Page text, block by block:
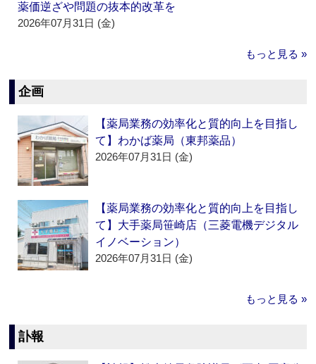
薬価逆ざや問題の抜本的改革を
2026年07月31日 (金)
もっと見る »
企画
【薬局業務の効率化と質的向上を目指し
て】わかば薬局（東邦薬品）
2026年07月31日 (金)
【薬局業務の効率化と質的向上を目指し
て】大手薬局笹崎店（三菱電機デジタル
イノベーション）
2026年07月31日 (金)
もっと見る »
訃報